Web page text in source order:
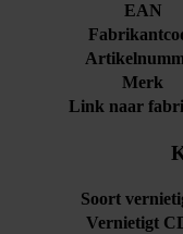
EAN
Merk
Link naar
Soort
Vernietigt